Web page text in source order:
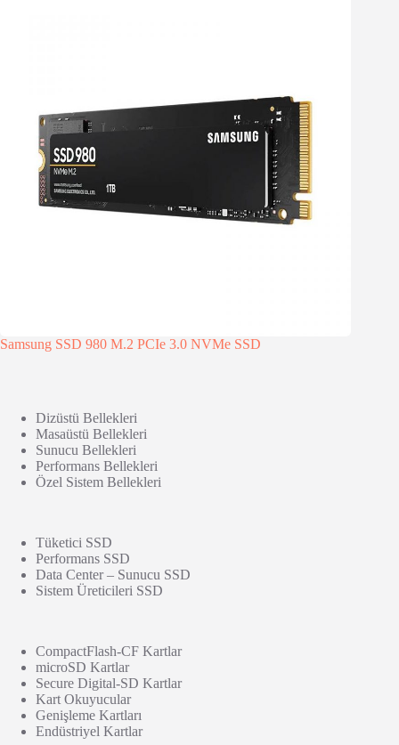
Samsung SSD 980 M.2 PCIe 3.0 NVMe SSD
Dizüstü Bellekleri
Masaüstü Bellekleri
Sunucu Bellekleri
Performans Bellekleri
Özel Sistem Bellekleri
Tüketici SSD
Performans SSD
Data Center – Sunucu SSD
Sistem Üreticileri SSD
CompactFlash-CF Kartlar
microSD Kartlar
Secure Digital-SD Kartlar
Kart Okuyucular
Genişleme Kartları
Endüstriyel Kartlar